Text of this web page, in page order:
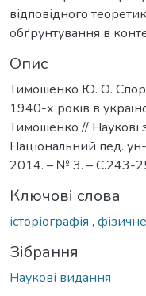
відповідного
обґрунтування в
Опис
Тимошенко Ю. О.
1940-х років в
Тимошенко // Наукові
Національний пед.
2014. – № 3. – С.243-
Ключові слова
історіографія ,
Зібрання
Наукові видання